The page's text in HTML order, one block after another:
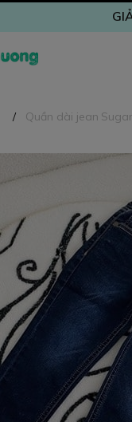
/ Quần dài jean